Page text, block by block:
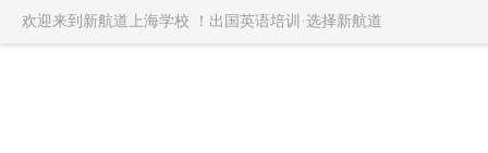
欢迎来到新航道上海学校 ！出国英语培训·选择新航道